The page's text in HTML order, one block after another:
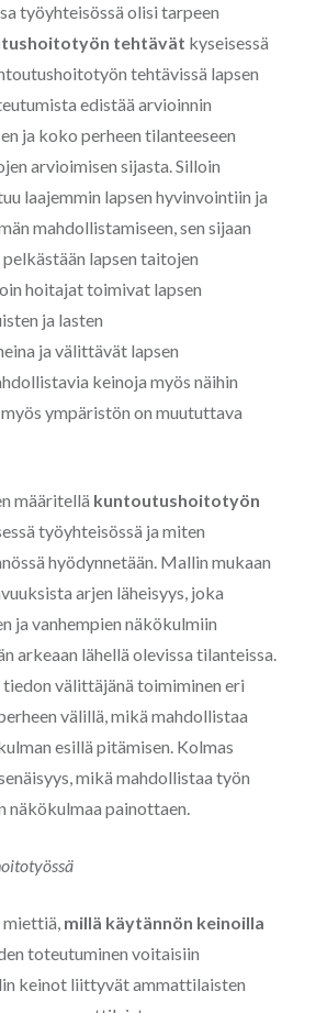
työyhteisössä olisi tarpeen
tehtävät kyseisessä
tehtävissä lapsen
edistää arvioinnin
ja koko perheen tilanteeseen
arvioimisen sijasta. Silloin
laajemmin lapsen hyvinvointiin ja
mahdollistamiseen, sen sijaan
lapsen taitojen
hoitajat toimivat lapsen
ja lasten
ja välittävät lapsen
keinoja myös näihin
ympäristön on muututtava
määritellä kuntoutushoitotyön
työyhteisössä ja miten
hyödynnetään. Mallin mukaan
arjen läheisyys, joka
ja vanhempien näkökulmiin
arkeaan lähellä olevissa tilanteissa.
tiedon välittäjänä toimiminen eri
välillä, mikä mahdollistaa
esillä pitämisen. Kolmas
mikä mahdollistaa työn
näkökulmaa painottaen.
miettiä, millä käytännön keinoilla
toteutuminen voitaisiin
keinot liittyvät ammattilaisten